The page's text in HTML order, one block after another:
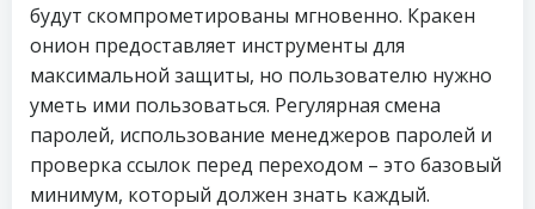
будут скомпрометированы мгновенно. Кракен
онион предоставляет инструменты для
максимальной защиты, но пользователю нужно
уметь ими пользоваться. Регулярная смена
паролей, использование менеджеров паролей и
проверка ссылок перед переходом – это базовый
минимум, который должен знать каждый.